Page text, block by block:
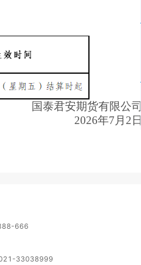
国泰君安期货有限公司
2026年7月2日
666
021-33038999